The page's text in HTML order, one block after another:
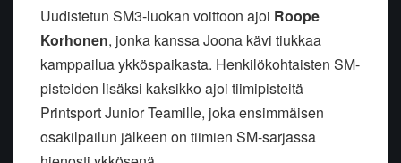
Uudistetun SM3-luokan voittoon ajoi Roope
Korhonen, jonka kanssa Joona kävi tiukkaa
kamppailua ykköspaikasta. Henkilökohtaisten SM-
pisteiden lisäksi kaksikko ajoi tiimipisteitä
Printsport Junior Teamille, joka ensimmäisen
osakilpailun jälkeen on tiimien SM-sarjassa